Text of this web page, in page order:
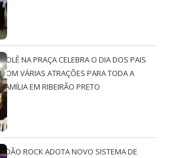
ROLÊ NA PRAÇA CELEBRA O DIA DOS PAIS
COM VÁRIAS ATRAÇÕES PARA TODA A
FAMÍLIA EM RIBEIRÃO PRETO
JOÃO ROCK ADOTA NOVO SISTEMA DE